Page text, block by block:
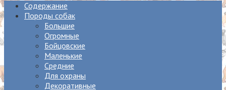
Содержание
Породы собак
Большие
Огромные
Бойцовские
Маленькие
Средние
Для охраны
Декоративные